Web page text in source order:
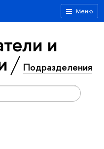
Меню
и
Подразделения